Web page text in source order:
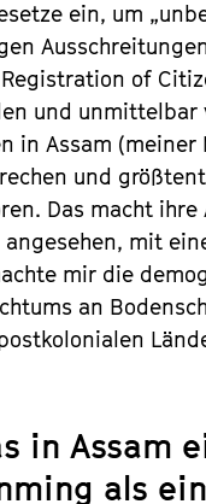
ein, um
of
und unmittelbar
in Assam (meiner
und
Das macht
mit
mir die
an
in Assam
als